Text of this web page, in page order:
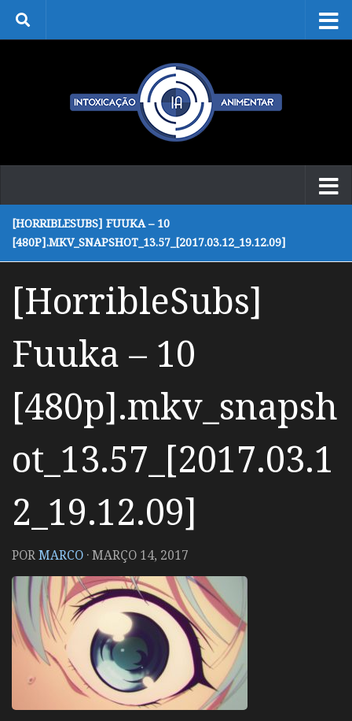
Skip to content
[HORRIBLESUBS] FUUKA – 10
[480P].MKV_SNAPSHOT_13.57_[2017.03.12_19.12.09]
[HorribleSubs]
Fuuka – 10
[480p].mkv_snapsh
ot_13.57_[2017.03.1
2_19.12.09]
PORMARCO ·MARÇO 14, 2017